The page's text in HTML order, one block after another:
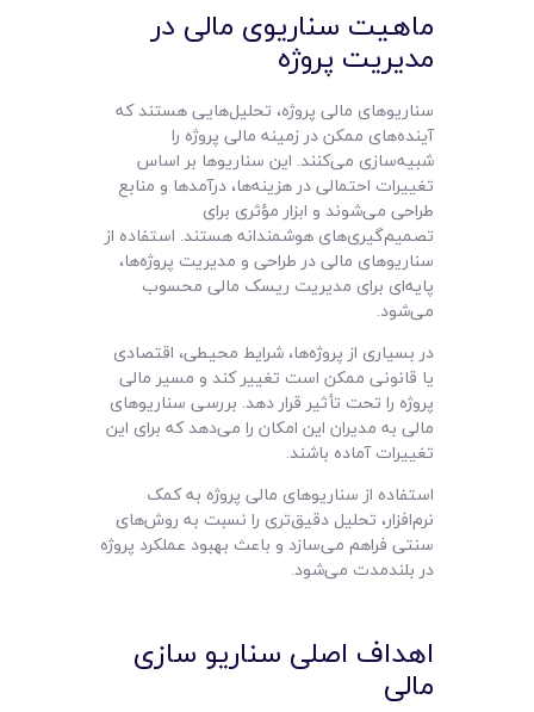
ماهیت سناریوی مالی در
مدیریت پروژه
سناریوهای مالی پروژه، تحلیل‌هایی هستند که
آینده‌های ممکن در زمینه مالی پروژه را
شبیه‌سازی می‌کنند. این سناریوها بر اساس
تغییرات احتمالی در هزینه‌ها، درآمدها و منابع
طراحی می‌شوند و ابزار مؤثری برای
تصمیم‌گیری‌های هوشمندانه هستند. استفاده از
سناریوهای مالی در طراحی و مدیریت پروژه‌ها،
پایه‌ای برای مدیریت ریسک مالی محسوب
می‌شود.
در بسیاری از پروژه‌ها، شرایط محیطی، اقتصادی
یا قانونی ممکن است تغییر کند و مسیر مالی
پروژه را تحت تأثیر قرار دهد. بررسی سناریوهای
مالی به مدیران این امکان را می‌دهد که برای این
تغییرات آماده باشند.
استفاده از سناریوهای مالی پروژه به کمک
نرم‌افزار، تحلیل دقیق‌تری را نسبت به روش‌های
سنتی فراهم می‌سازد و باعث بهبود عملکرد پروژه
در بلندمدت می‌شود.
اهداف اصلی سناریو سازی
مالی